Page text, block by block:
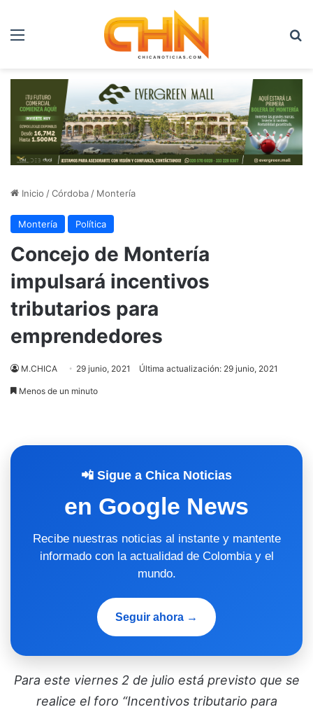
Menú
Inicio /Córdoba / Montería
Montería Política
Concejo de Montería
impulsará incentivos
tributarios para
emprendedores
M.CHICA 29 junio, 2021 Última actualización: 29 junio, 2021
Menos de un minuto
📲 Sigue a Chica Noticias
en Google News
Recibe nuestras noticias al instante y mantente
informado con la actualidad de Colombia y el
mundo.
Seguir ahora →
Para este viernes 2 de julio está previsto que se
realice el foro “Incentivos tributario para